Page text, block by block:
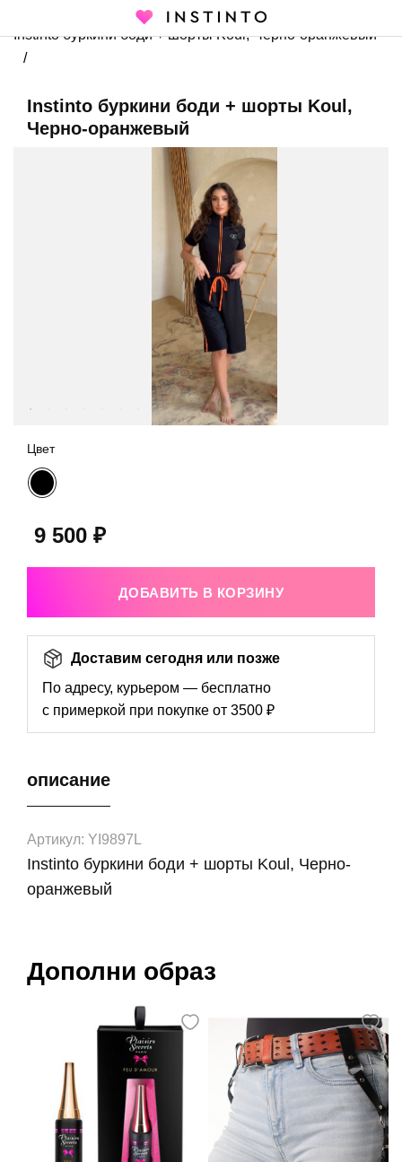
Каталог Купальники
Instinto буркини боди + шорты Koul, Черно-оранжевый
Instinto буркини боди + шорты Koul,
Черно-оранжевый
Цвет
9 500 ₽
ДОБАВИТЬ В КОРЗИНУ
Доставим сегодня или позже
По адресу, курьером — бесплатно
с примеркой при покупке от 3500 ₽
описание
Артикул: YI9897L
Instinto буркини боди + шорты Koul, Черно-
оранжевый
Дополни образ